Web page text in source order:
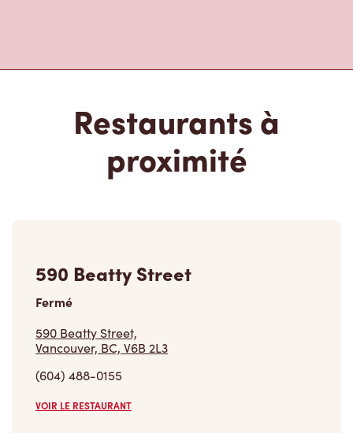
Restaurants à
proximité
590 Beatty Street
Fermé
590 Beatty Street,
Vancouver, BC, V6B 2L3
(604) 488-0155
VOIR LE RESTAURANT